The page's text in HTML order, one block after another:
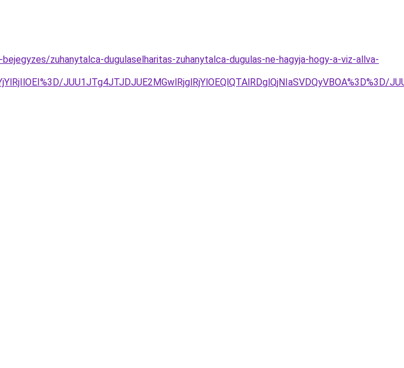
zuhanytalca-dugulaselharitas-zuhanytalca-dugulas-ne-hagyja-hogy-a-viz-allva-
JUU1JTg4JTJDJUE2MGwlRjglRjYlOEQlQTAlRDglQjNIaSVDQyVBOA%3D%3D/